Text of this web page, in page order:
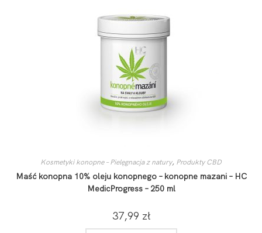
Kosmetyki konopne – Pielęgnacja z natury, Produkty CBD
Maść konopna 10% oleju konopnego – konopne mazani – HC
MedicProgress – 250 ml
37,99 zł